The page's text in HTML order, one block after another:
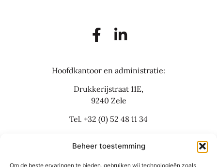
Beheer toestemming
Om de beste ervaringen te bieden, gebruiken wij technologieën zoals
Hoofdkantoor en administratie:
Drukkerijstraat 11E,
9240 Zele
Tel. +32 (0) 52 48 11 34